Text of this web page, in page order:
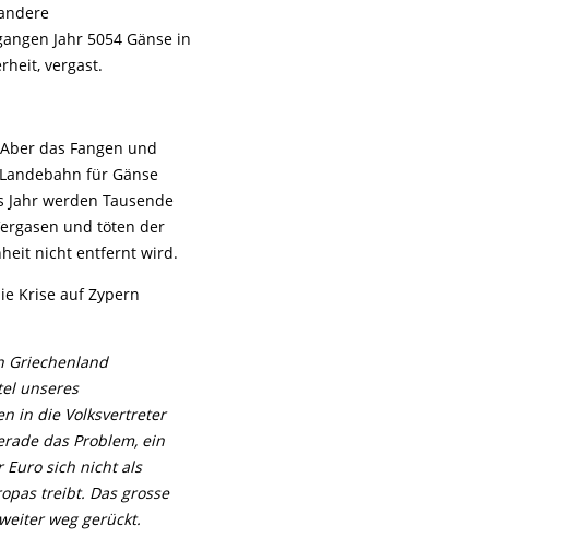
Jahr 5054 Gänse in
vergast.
das Fangen und
für Gänse
werden Tausende
und töten der
nicht entfernt wird.
Krise auf Zypern
Griechenland
unseres
in die Volksvertreter
das Problem, ein
Euro sich nicht als
treibt. Das grosse
weg gerückt.